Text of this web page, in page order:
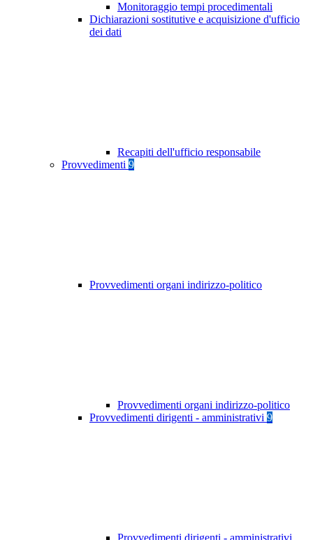
Monitoraggio tempi procedimentali
Dichiarazioni sostitutive e acquisizione d'ufficio
dei dati
Recapiti dell'ufficio responsabile
Provvedimenti 9
Provvedimenti organi indirizzo-politico
Provvedimenti organi indirizzo-politico
Provvedimenti dirigenti - amministrativi 9